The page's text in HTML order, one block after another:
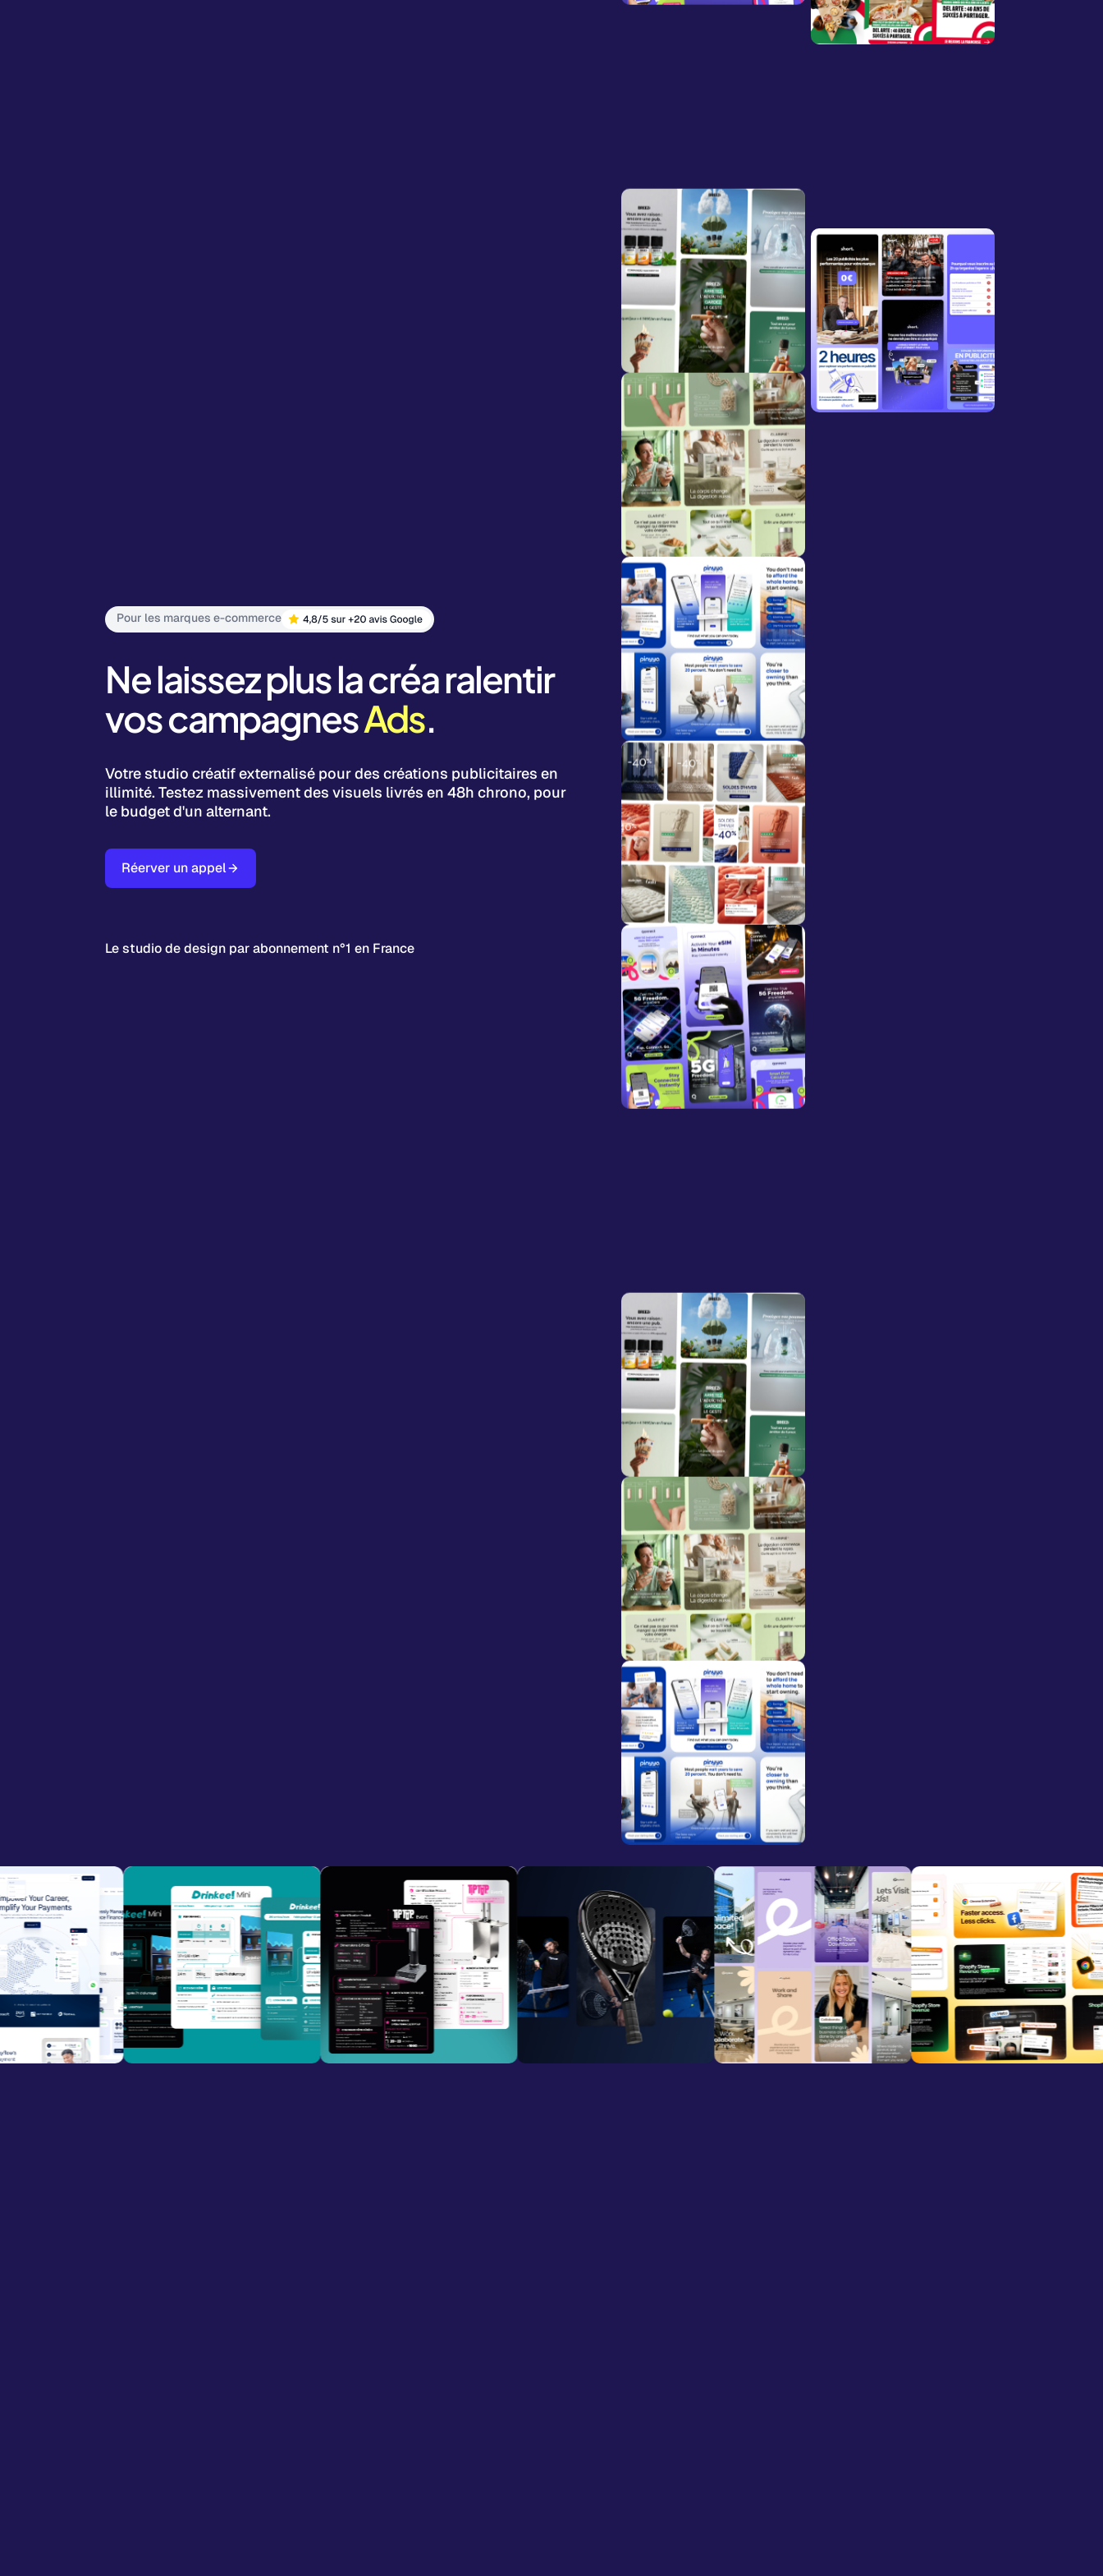
Pour les marques e-commerce
Ne laissez plus la créa ralentir
vos campagnesAds.
Votre studio créatif externalisé pour des créations publicitaires en
illimité. Testez massivement des visuels livrés en 48h chrono, pour
le budget d'un alternant.
Réerver un appel
Le studio de design par abonnement n°1 en France